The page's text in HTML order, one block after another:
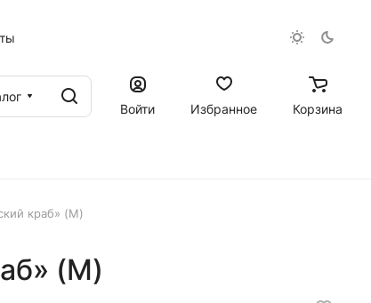
Войти
Избранное Корзина
краб» (M)
(M)